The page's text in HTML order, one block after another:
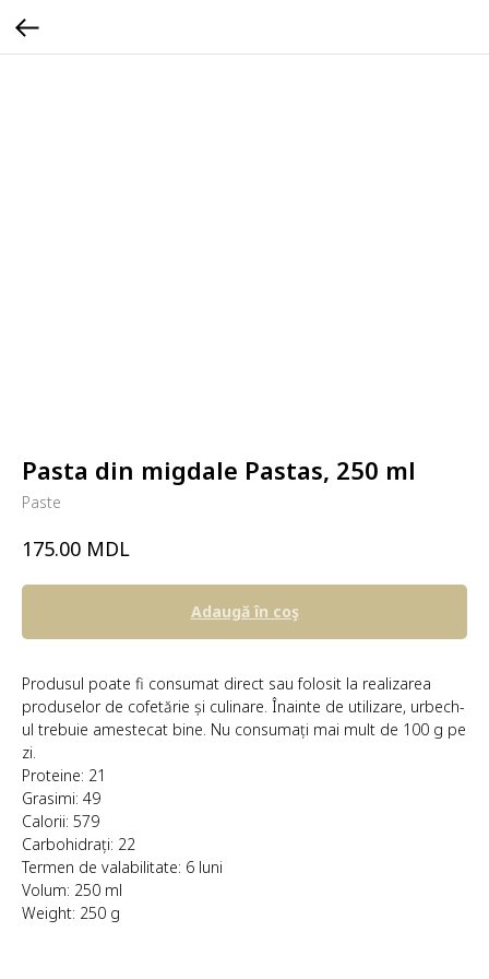
Pasta din migdale Pastas, 250 ml
Paste
175.00 MDL
Adaugă în coş
Produsul poate fi consumat direct sau folosit la realizarea
produselor de cofetărie și culinare. Înainte de utilizare, urbech-
ul trebuie amestecat bine. Nu consumați mai mult de 100 g pe
zi.
Proteine: 21
Grasimi: 49
Calorii: 579
Carbohidrați: 22
Termen de valabilitate: 6 luni
Volum: 250 ml
Weight: 250 g